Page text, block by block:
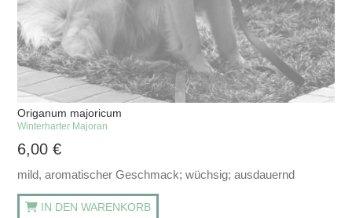
Origanum majoricum
Winterharter Majoran
6,00€
mild, aromatischer Geschmack; wüchsig; ausdauernd
IN DEN WARENKORB